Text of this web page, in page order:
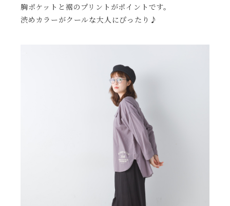
胸ポケットと裾のプリントがポイントです。
渋めカラーがクールな大人にぴったり♪